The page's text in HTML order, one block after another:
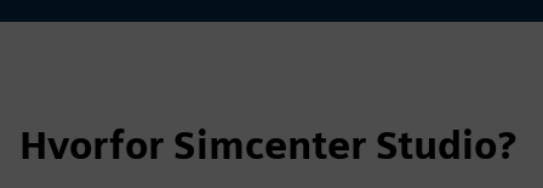
Hvorfor Simcenter Studio?